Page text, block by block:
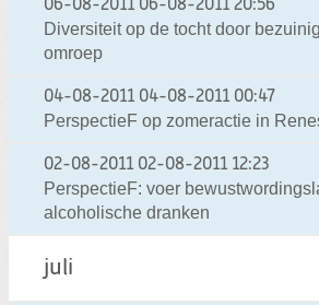
06-08-2011 06-08-2011 20:56
Diversiteit op de tocht door
omroep
04-08-2011 04-08-2011 00:47
PerspectieF op zomeractie in
02-08-2011 02-08-2011 12:23
PerspectieF: voer
alcoholische dranken
juli